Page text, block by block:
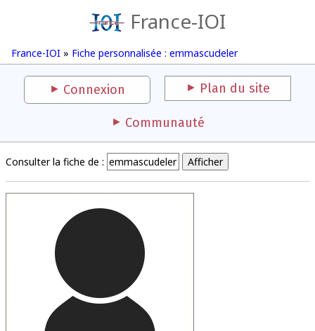
France-IOI
France-IOI » Fiche personnalisée : emmascudeler
Connexion Plan du site
Communauté
Consulter la fiche de :